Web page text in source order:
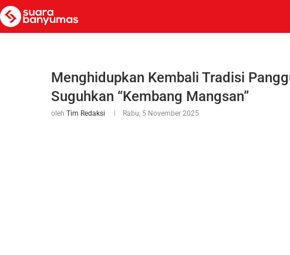
Menghidupkan Kembali Tradisi
Suguhkan “Kembang Mangsan”
oleh Tim Redaksi Rabu, 5 November 2025